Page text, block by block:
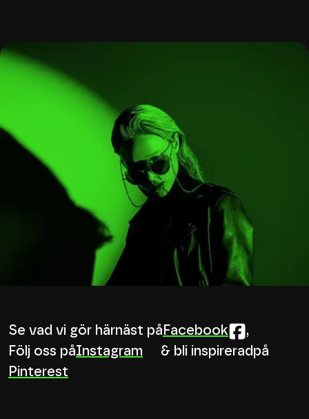
Se vad vi gör härnäst på Facebook
,
Följ oss påInstagram & bli inspirerad på
Pinterest